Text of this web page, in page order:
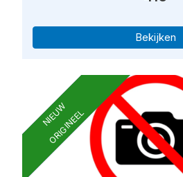
Bekijken
NIEUW
ORIGINEEL